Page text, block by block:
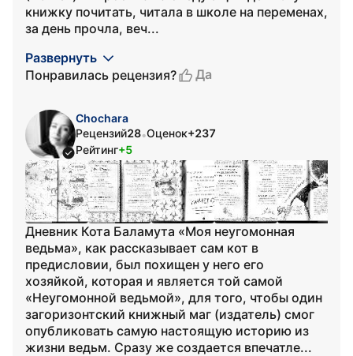
книжку почитать, читала в школе на переменах,
за день прочла, веч...
Развернуть
Понравилась рецензия?
Да
Chochara
Рецензий28•Оценок+237
Рейтинг+5
Дневник Кота Баламута «Моя неугомонная
ведьма», как рассказывает сам кот в
предисловии, был похищен у него его
хозяйкой, которая и является той самой
«Неугомонной ведьмой», для того, чтобы один
загоризонтский книжный маг (издатель) смог
опубликовать самую настоящую историю из
жизни ведьм. Сразу же создается впечатле...